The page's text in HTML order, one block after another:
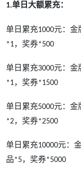
1.单日大额累充：
单日累充1000元： 金
*1，奖券*500
单日累充3000元： 金
*1，奖券*1500
单日累充5000元： 金
*2，奖券*2500
单日累充10000元：
品*5，奖券*5000